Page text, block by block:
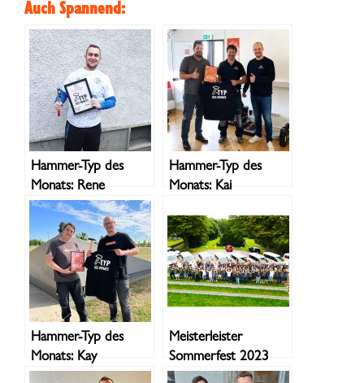
Auch Spannend:
Hammer-Typ des
Monats: Rene
Hammer-Typ des
Monats: Kai
Hammer-Typ des
Monats: Kay
Meisterleister
Sommerfest 2023